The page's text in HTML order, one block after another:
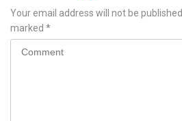
Your email address will not be published.
marked *